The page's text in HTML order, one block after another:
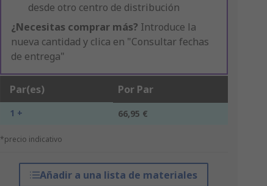
desde otro centro de distribución
¿Necesitas comprar más? Introduce la
nueva cantidad y clica en "Consultar fechas
de entrega"
Par(es) Por Par
1 + 66,95 €
*precio indicativo
Añadir a una lista de materiales